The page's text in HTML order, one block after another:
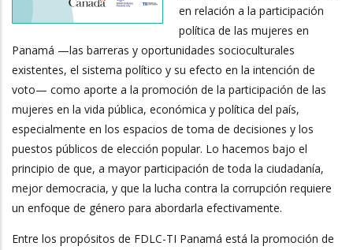
en relación a la participación
política de las mujeres en
Panamá —las barreras y oportunidades socioculturales
existentes, el sistema político y su efecto en la intención de
voto— como aporte a la promoción de la participación de las
mujeres en la vida pública, económica y política del país,
especialmente en los espacios de toma de decisiones y los
puestos públicos de elección popular. Lo hacemos bajo el
principio de que, a mayor participación de toda la ciudadanía,
mejor democracia, y que la lucha contra la corrupción requiere
un enfoque de género para abordarla efectivamente.
Entre los propósitos de FDLC-TI Panamá está la promoción de